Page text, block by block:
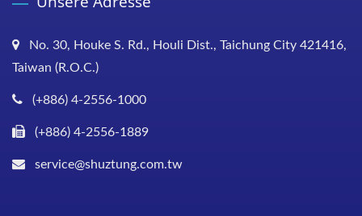
No. 30, Houke S. Rd., Houli Dist., Taichung City 421416,
Taiwan (R.O.C.)
(+886) 4-2556-1000
(+886) 4-2556-1889
service@shuztung.com.tw